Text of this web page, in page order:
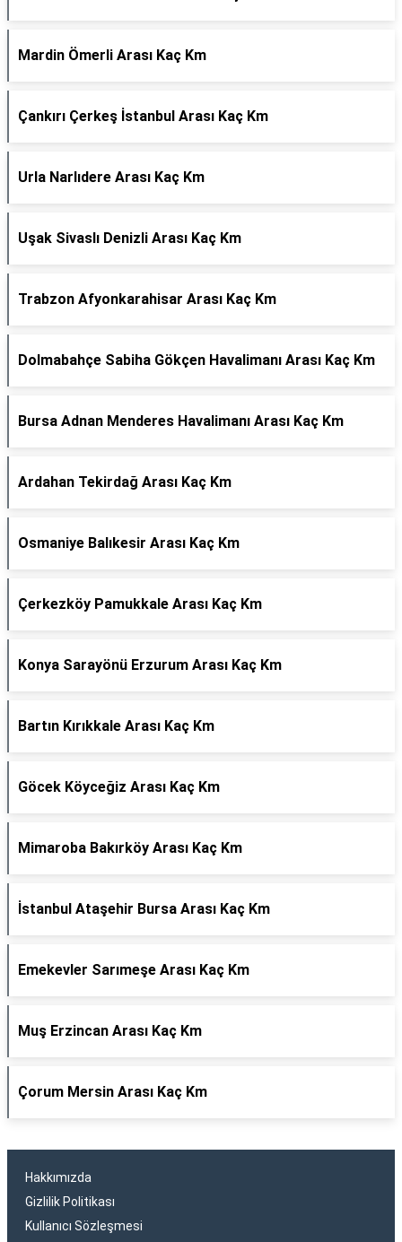
Mardin Ömerli Arası Kaç Km
Çankırı Çerkeş İstanbul Arası Kaç Km
Urla Narlıdere Arası Kaç Km
Uşak Sivaslı Denizli Arası Kaç Km
Trabzon Afyonkarahisar Arası Kaç Km
Dolmabahçe Sabiha Gökçen Havalimanı Arası Kaç Km
Bursa Adnan Menderes Havalimanı Arası Kaç Km
Ardahan Tekirdağ Arası Kaç Km
Osmaniye Balıkesir Arası Kaç Km
Çerkezköy Pamukkale Arası Kaç Km
Konya Sarayönü Erzurum Arası Kaç Km
Bartın Kırıkkale Arası Kaç Km
Göcek Köyceğiz Arası Kaç Km
Mimaroba Bakırköy Arası Kaç Km
İstanbul Ataşehir Bursa Arası Kaç Km
Emekevler Sarımeşe Arası Kaç Km
Muş Erzincan Arası Kaç Km
Çorum Mersin Arası Kaç Km
Hakkımızda
Gizlilik Politikası
Kullanıcı Sözleşmesi